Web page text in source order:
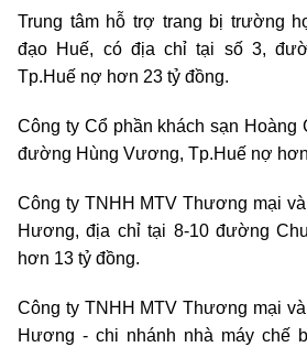
Trung tâm hỗ trợ trang bị trường
đạo Huế, có địa chỉ tại số 3,
Tp.Huế nợ hơn 23 tỷ đồng.
Công ty Cổ phần khách sạn Hoàng
đường Hùng Vương, Tp.Huế nợ
Công ty TNHH MTV Thương mại
Hương, địa chỉ tại 8-10 đường
hơn 13 tỷ đồng.
Công ty TNHH MTV Thương mại
Hương - chi nhánh nhà máy chế